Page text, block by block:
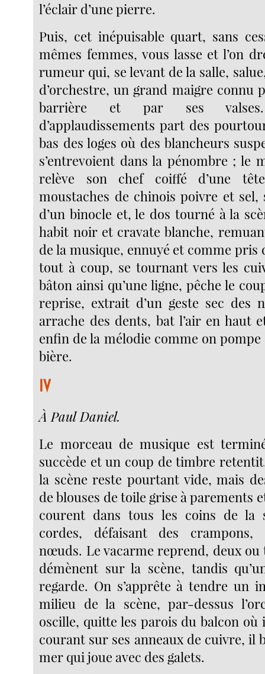
l’éclair d’une pierre.
Puis, cet inépuisable quart, sans
mêmes femmes, vous lasse et l’on
rumeur qui, se levant de la salle,
d’orchestre, un grand maigre connu
barrière et par ses
d’applaudissements part des
bas des loges où des blancheurs
s’entrevoient dans la pénombre ; le
relève son chef coiffé d’une
moustaches de chinois poivre et sel,
d’un binocle et, le dos tourné à la
habit noir et cravate blanche,
de la musique, ennuyé et comme pris
tout à coup, se tournant vers les
bâton ainsi qu’une ligne, pêche le
reprise, extrait d’un geste sec des
arrache des dents, bat l’air en haut
enfin de la mélodie comme on pompe
bière.
IV
À Paul Daniel.
Le morceau de musique est
succède et un coup de timbre
la scène reste pourtant vide, mais
de blouses de toile grise à parements
courent dans tous les coins de la
cordes, défaisant des crampons,
nœuds. Le vacarme reprend, deux ou
démènent sur la scène, tandis
regarde. On s’apprête à tendre un
milieu de la scène, par-dessus
oscille, quitte les parois du balcon
courant sur ses anneaux de cuivre, il
mer qui joue avec des galets.